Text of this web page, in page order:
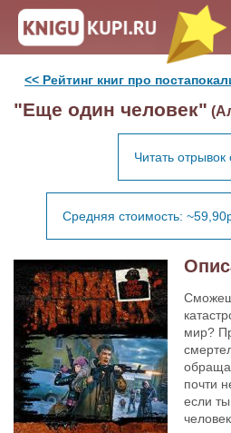
<< Рейтинг книг про
"Еще один человек"
Читать отрывок
Средняя стоимость:
мир?
почти
если